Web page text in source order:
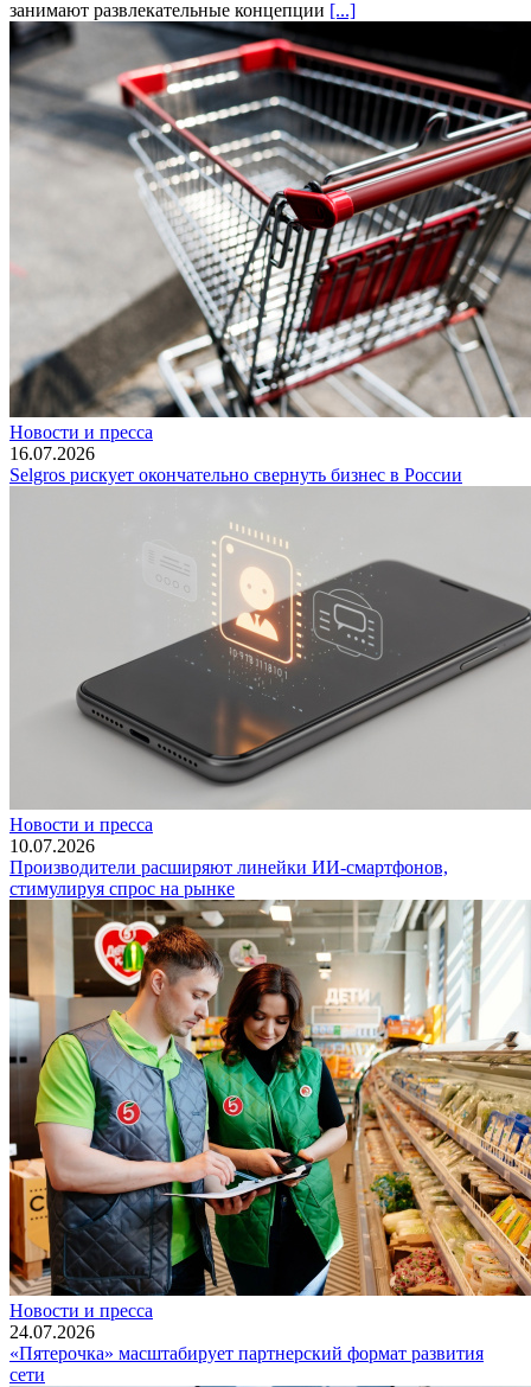
занимают развлекательные концепции [...]
Новости и пресса
16.07.2026
Selgros рискует окончательно свернуть бизнес в России
Новости и пресса
10.07.2026
Производители расширяют линейки ИИ-смартфонов,
стимулируя спрос на рынке
Новости и пресса
24.07.2026
«Пятерочка» масштабирует партнерский формат развития
сети